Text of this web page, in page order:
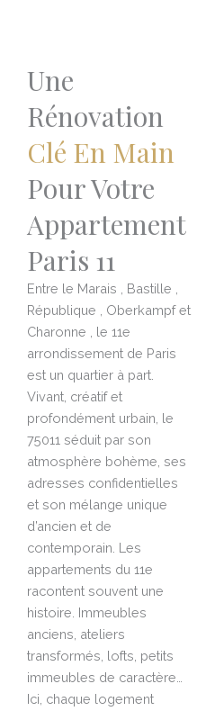
Une
Rénovation
Clé En Main
Pour Votre
Appartement
Paris 11
Entre le Marais , Bastille ,
République , Oberkampf et
Charonne , le 11e
arrondissement de Paris
est un quartier à part.
Vivant, créatif et
profondément urbain, le
75011 séduit par son
atmosphère bohème, ses
adresses confidentielles
et son mélange unique
d’ancien et de
contemporain. Les
appartements du 11e
racontent souvent une
histoire. Immeubles
anciens, ateliers
transformés, lofts, petits
immeubles de caractère…
Ici, chaque logement